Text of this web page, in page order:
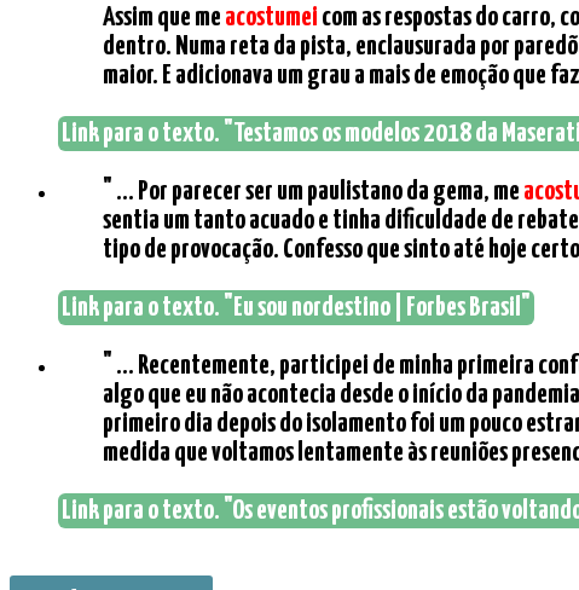
Assim que me acostumei com as respostas do carro,
dentro. Numa reta da pista, enclausurada por
maior. E adicionava um grau a mais de emoção
Link para o texto. "Testamos os modelos 2018 da
" ... Por parecer ser um paulistano da gema, me
sentia um tanto acuado e tinha dificuldade de
tipo de provocação. Confesso que sinto até hoje
Link para o texto. "Eu sou nordestino | Forbes Brasil"
" ... Recentemente, participei de minha primeira
algo que eu não acontecia desde o início da
primeiro dia depois do isolamento foi um pouco
medida que voltamos lentamente às reuniões
Link para o texto. "Os eventos profissionais estão